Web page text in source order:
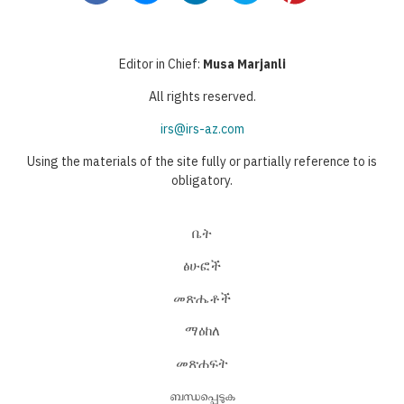
Editor in Chief: Musa Marjanli
All rights reserved.
irs@irs-az.com
Using the materials of the site fully or partially reference to is
obligatory.
ቤት
ፅሁፎች
መጽሔቶች
ማዕከለ
መጽሐፍት
ബന്ധപ്പെടുക